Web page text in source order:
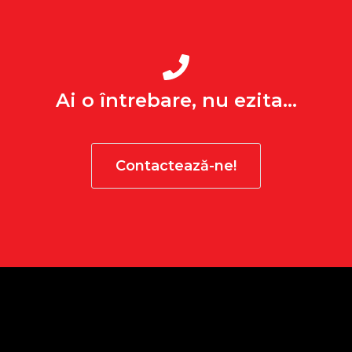
Ai o întrebare, nu ezita...
Contactează-ne!